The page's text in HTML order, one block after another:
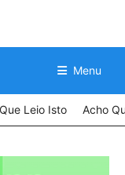
Menu
Leio Isto Acho